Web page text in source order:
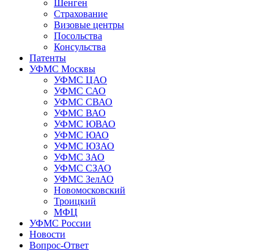
Шенген
Страхование
Визовые центры
Посольства
Консульства
Патенты
УФМС Москвы
УФМС ЦАО
УФМС САО
УФМС СВАО
УФМС ВАО
УФМС ЮВАО
УФМС ЮАО
УФМС ЮЗАО
УФМС ЗАО
УФМС СЗАО
УФМС ЗелАО
Новомосковский
Троицкий
МФЦ
УФМС России
Новости
Вопрос-Ответ